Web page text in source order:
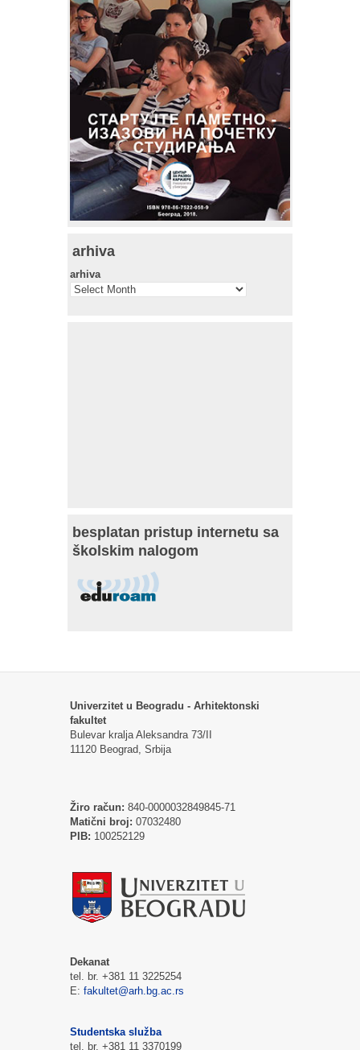
arhiva
arhiva
besplatan pristup internetu sa
školskim nalogom
Univerzitet u Beogradu - Arhitektonski
fakultet
Bulevar kralja Aleksandra 73/II
11120 Beograd, Srbija
Žiro račun: 840-0000032849845-71
Matični broj: 07032480
PIB: 100252129
Dekanat
tel. br. +381 11 3225254
E: fakultet@arh.bg.ac.rs
Studentska služba
tel. br. +381 11 3370199